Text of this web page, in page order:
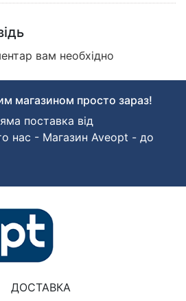
вам необхідно
магазином просто зараз!
поставка від
нас - Магазин Aveopt - до
ДОСТАВКА